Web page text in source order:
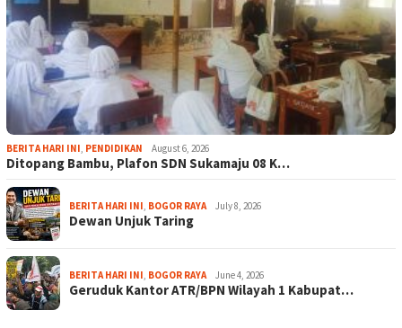
BERITA HARI INI, PENDIDIKAN August 6, 2026
Ditopang Bambu, Plafon SDN Sukamaju 08 K…
BERITA HARI INI, BOGOR RAYA July 8, 2026
Dewan Unjuk Taring
BERITA HARI INI, BOGOR RAYA June 4, 2026
Geruduk Kantor ATR/BPN Wilayah 1 Kabupat…